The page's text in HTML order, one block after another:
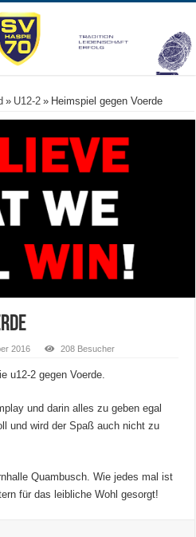
» U12-2 » Heimspiel gegen Voerde
2016 208 Besucher
u12-2 gegen Voerde.
und darin alles zu geben egal
und wird der Spaß auch nicht zu
Quambusch. Wie jedes mal ist
für das leibliche Wohl gesorgt!